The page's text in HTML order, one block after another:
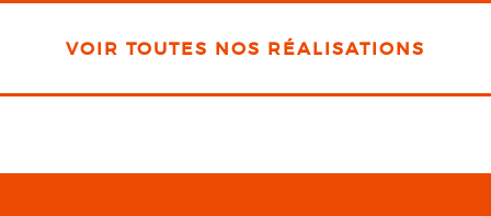
VOIR TOUTES NOS RÉALISATIONS